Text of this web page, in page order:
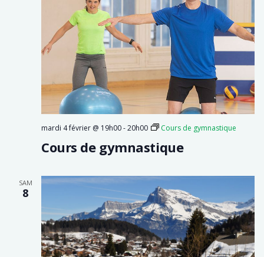
mardi 4 février @ 19h00-20h00 Cours de gymnastique
Cours de gymnastique
SAM
8